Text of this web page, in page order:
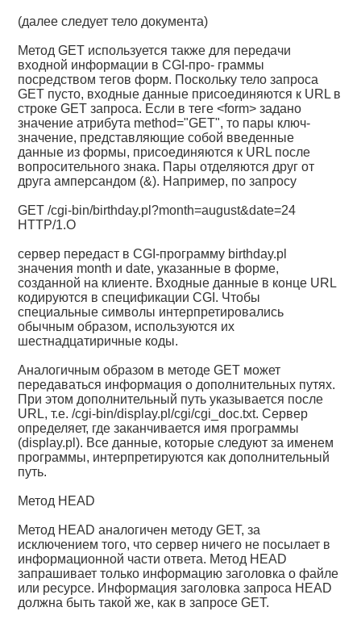
(далее следует тело документа)
Метод GET используется также для передачи
входной информации в CGI-про- граммы
посредством тегов форм. Поскольку тело запроса
GET пусто, входные данные присоединяются к URL в
строке GET запроса. Если в теге <form> задано
значение атрибута method="GET", то пары ключ-
значение, представляющие собой введенные
данные из формы, присоединяются к URL после
вопросительного знака. Пары отделяются друг от
друга амперсандом (&). Например, по запросу
GET /cgi-bin/birthday.pl?month=august&date=24
HTTP/1.О
сервер передаст в CGI-программу birthday.pl
значения month и date, указанные в форме,
созданной на клиенте. Входные данные в конце URL
кодируются в спецификации CGI. Чтобы
специальные символы интерпретировались
обычным образом, используются их
шестнадцатиричные коды.
Аналогичным образом в методе GET может
передаваться информация о дополнительных путях.
При этом дополнительный путь указывается после
URL, т.е. /cgi-bin/display.pl/cgi/cgi_doc.txt. Сервер
определяет, где заканчивается имя программы
(display.pl). Все данные, которые следуют за именем
программы, интерпретируются как дополнительный
путь.
Метод HEAD
Метод HEAD аналогичен методу GET, за
исключением того, что сервер ничего не посылает в
информационной части ответа. Метод HEAD
запрашивает только информацию заголовка о файле
или ресурсе. Информация заголовка запроса HEAD
должна быть такой же, как в запросе GET.